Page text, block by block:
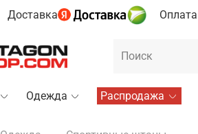
Доставка Оплата
Одежда Распродажа